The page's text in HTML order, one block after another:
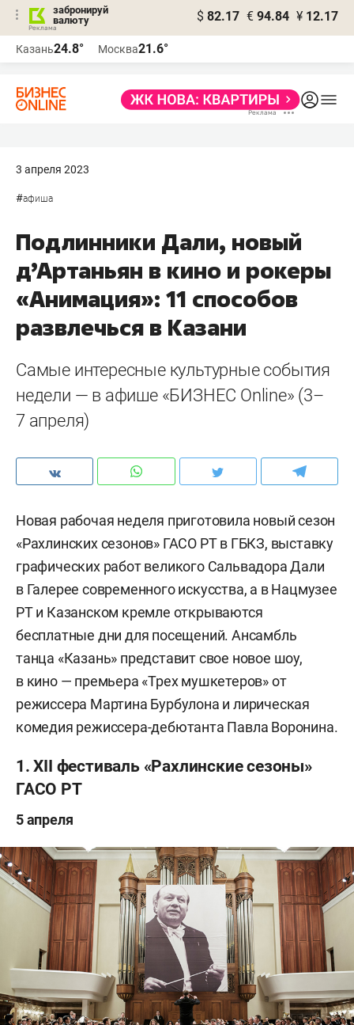
забронируй
валюту
$ 82.17 € 94.84 ¥ 12.17
Казань24.8° Москва21.6°
3 апреля 2023
#афиша
Подлинники Дали, новый
д’Артаньян в кино и рокеры
«Анимация»: 11 способов
развлечься в Казани
Самые интересные культурные события
недели — в афише «БИЗНЕС Online» (3–
7 апреля)
Новая рабочая неделя приготовила новый сезон
«Рахлинских сезонов» ГАСО РТ в ГБКЗ, выставку
графических работ великого Сальвадора Дали
в Галерее современного искусства, а в Нацмузее
РТ и Казанском кремле открываются
бесплатные дни для посещений. Ансамбль
танца «Казань» представит свое новое шоу,
в кино — премьера «Трех мушкетеров» от
режиссера Мартина Бурбулона и лирическая
комедия режиссера-дебютанта Павла Воронина.
1. XII фестиваль «Рахлинские сезоны»
ГАСО РТ
5 апреля